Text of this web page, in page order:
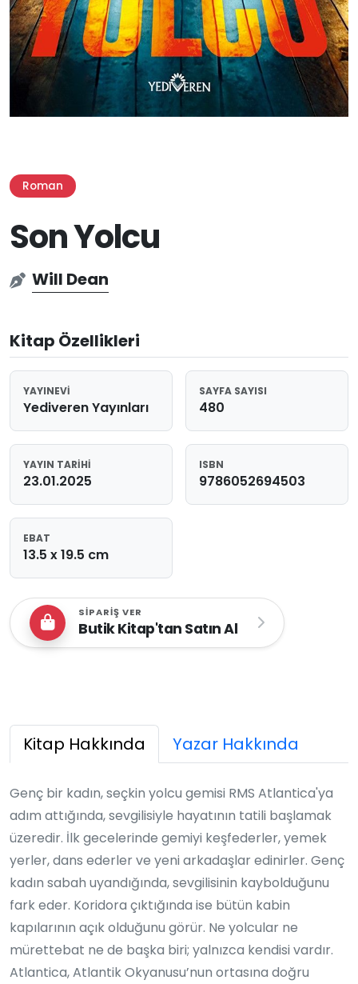
Roman
Son Yolcu
Will Dean
Kitap Özellikleri
YAYINEVI
Yediveren Yayınları
SAYFA SAYISI
480
YAYIN TARIHI
23.01.2025
ISBN
9786052694503
EBAT
13.5 x 19.5 cm
SIPARIŞ VER
Butik Kitap'tan Satın Al
Kitap Hakkında Yazar Hakkında
Genç bir kadın, seçkin yolcu gemisi RMS Atlantica'ya
adım attığında, sevgilisiyle hayatının tatili başlamak
üzeredir. İlk gecelerinde gemiyi keşfederler, yemek
yerler, dans ederler ve yeni arkadaşlar edinirler. Genç
kadın sabah uyandığında, sevgilisinin kaybolduğunu
fark eder. Koridora çıktığında ise bütün kabin
kapılarının açık olduğunu görür. Ne yolcular ne
mürettebat ne de başka biri; yalnızca kendisi vardır.
Atlantica, Atlantik Okyanusu’nun ortasına doğru